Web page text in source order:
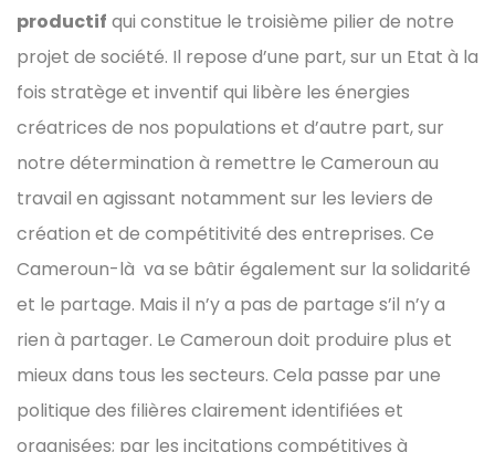
productif qui constitue le troisième pilier de notre
projet de société. Il repose d’une part, sur un Etat à la
fois stratège et inventif qui libère les énergies
créatrices de nos populations et d’autre part, sur
notre détermination à remettre le Cameroun au
travail en agissant notamment sur les leviers de
création et de compétitivité des entreprises. Ce
Cameroun-là va se bâtir également sur la solidarité
et le partage. Mais il n’y a pas de partage s’il n’y a
rien à partager. Le Cameroun doit produire plus et
mieux dans tous les secteurs. Cela passe par une
politique des filières clairement identifiées et
organisées; par les incitations compétitives à